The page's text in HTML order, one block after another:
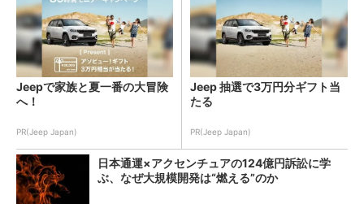
Jeepで家族と夏一番の大冒険
へ！
PR(Jeep Japan)
Jeep 抽選で3万円分ギフト当
たる
PR(Jeep Japan)
日本通運×アクセンチュアの124億円訴訟に学
ぶ、なぜ大規模開発は“燃える”のか